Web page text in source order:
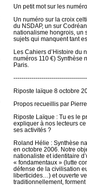
Un petit mot sur les
Un numéro sur la croix
du NSDAP, un sur
nationalisme hongrois, un
sujets qui manquent tant
Les Cahiers d’Histoire du
numéros 110 €) Synthèse
Paris.
Riposte laïque 8 octobre
Propos recueillis par
Riposte Laïque : Tu es le
expliquer à nos lecteurs
ses activités ?
Roland Hélie : Synthèse
en octobre 2006. Notre
nationaliste et identitaire
« fondamentaux » (lutte
défense de la civilisation
liberticides…) et ouverte
traditionnellement,